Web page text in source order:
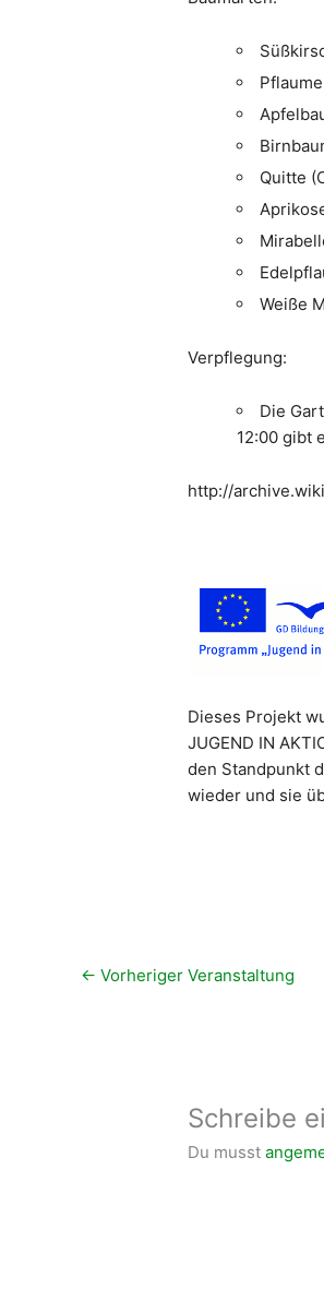
Quitte
Weiße
Verpflegung:
Die
12:00 gibt
http://
Dieses Projekt
JUGEND IN
den Standpunkt
wieder und sie
← Vorheriger Veranstaltung
Schreibe
Du musst